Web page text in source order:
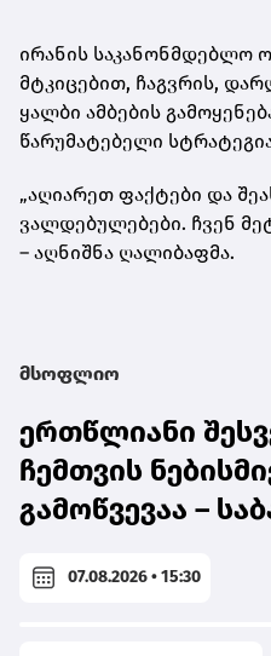
ირანის საკანონმდებლო
მტკიცებით, ჩაგვრის,
ყალბი ამბების
წარუმატებელი
„აღიარეთ ფაქტები და
ვალდებულებები. ჩვენ
– აღნიშნა ღალიბაფმა.
მსოფლიო
ერთწლიანი
ჩემთვის
გამოწვევაა –
07.08.2026 • 15:30